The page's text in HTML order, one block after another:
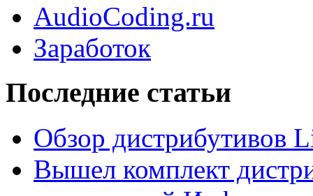
AudioCoding.ru
Заработок
Последние статьи
Обзор дистрибутивов
Вышел комплект